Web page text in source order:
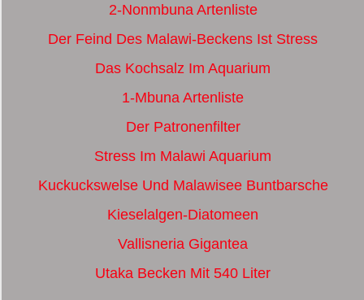
2-Nonmbuna Artenliste
Der Feind Des Malawi-Beckens Ist Stress
Das Kochsalz Im Aquarium
1-Mbuna Artenliste
Der Patronenfilter
Stress Im Malawi Aquarium
Kuckuckswelse Und Malawisee Buntbarsche
Kieselalgen-Diatomeen
Vallisneria Gigantea
Utaka Becken Mit 540 Liter